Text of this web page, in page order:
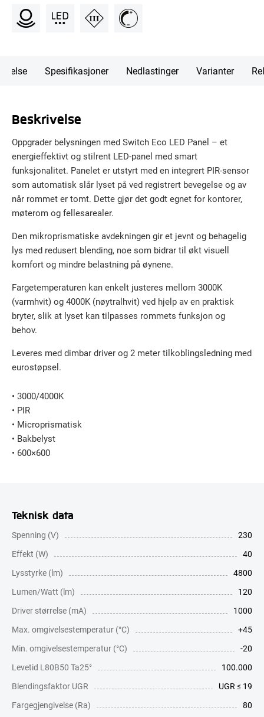
Spesifikasjoner Nedlastinger Varianter
Beskrivelse
Oppgrader belysningen med Switch Eco LED Panel – et
energieffektivt og stilrent LED-panel med smart
funksjonalitet. Panelet er utstyrt med en integrert PIR-sensor
som automatisk slår lyset på ved registrert bevegelse og av
når rommet er tomt. Dette gjør det godt egnet for kontorer,
møterom og fellesarealer.
Den mikroprismatiske avdekningen gir et jevnt og behagelig
lys med redusert blending, noe som bidrar til økt visuell
komfort og mindre belastning på øynene.
Fargetemperaturen kan enkelt justeres mellom 3000K
(varmhvit) og 4000K (nøytralhvit) ved hjelp av en praktisk
bryter, slik at lyset kan tilpasses rommets funksjon og
behov.
Leveres med dimbar driver og 2 meter tilkoblingsledning med
eurostøpsel.
• 3000/4000K
• PIR
• Microprismatisk
• Bakbelyst
• 600×600
Teknisk data
Spenning (V)
230
Effekt (W)
40
Lysstyrke (lm)
4800
Lumen/Watt (lm)
120
Driver størrelse (mA)
1000
Max. omgivelsestemperatur (°C)
+45
Min. omgivelsestemperatur (°C)
-20
Levetid L80B50 Ta25°
100.000
Blendingsfaktor UGR
UGR ≤ 19
Fargegjengivelse (Ra)
80